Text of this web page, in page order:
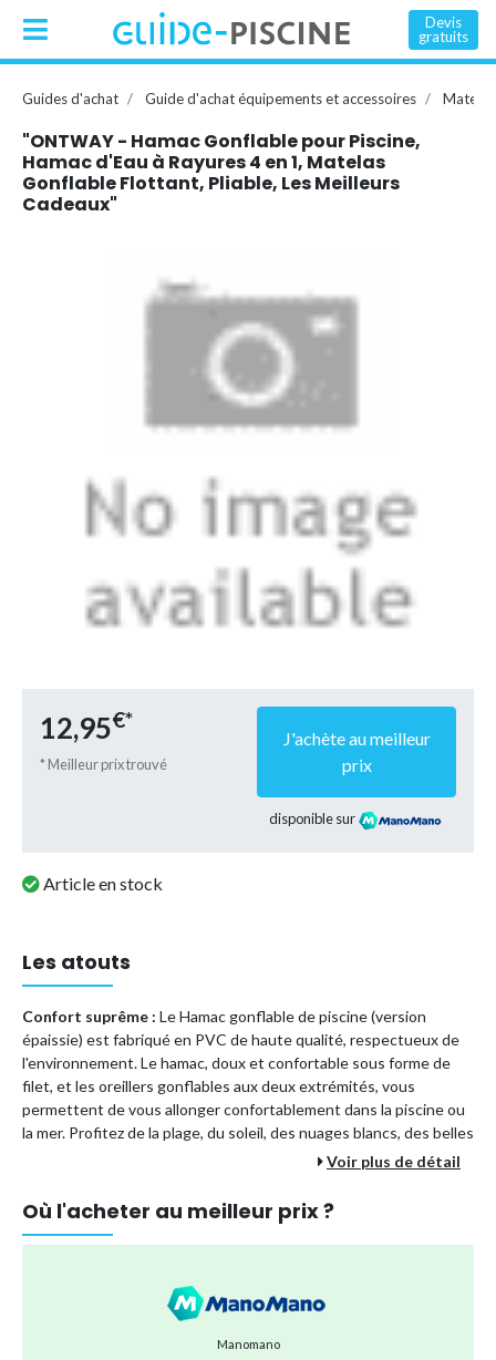
Devis
gratuits
Guides d'achat Guide d'achat équipements et accessoires
"ONTWAY - Hamac Gonflable pour Piscine,
Hamac d'Eau à Rayures 4 en 1, Matelas
Gonflable Flottant, Pliable, Les Meilleurs
Cadeaux"
12,95€*
* Meilleur prix trouvé
J'achète au meilleur
prix
disponible sur
Article en stock
Les atouts
Confort suprême : Le Hamac gonflable de piscine (version
épaissie) est fabriqué en PVC de haute qualité, respectueux de
l'environnement. Le hamac, doux et confortable sous forme de
filet, et les oreillers gonflables aux deux extrémités, vous
permettent de vous allonger confortablement dans la piscine ou
la mer. Profitez de la plage, du soleil, des nuages blancs, des belles
femmes, des beaux hommes, pour vous apporter une bonne
Fonctionnalité puissante :Le coussin d'air quatre en un offre un
natation gonflable, hamac de piscine gonflable, matelas de
piscine gonflable, cadre de dérive et selle de sport, chaise de
piscine. Il n'est donc pas nécessaire d'acheter d'autres produits,
Voir plus de détail
Où l'acheter au meilleur prix ?
Manomano